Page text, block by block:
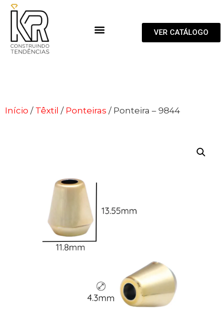
VER CATÁLOGO
Início / Têxtil / Ponteiras / Ponteira – 9844